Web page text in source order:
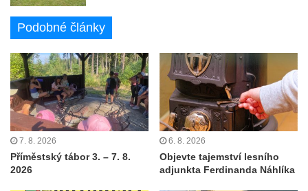
Podobné články
7. 8. 2026
Příměstský tábor 3. – 7. 8.
2026
6. 8. 2026
Objevte tajemství lesního
adjunkta Ferdinanda Náhlíka